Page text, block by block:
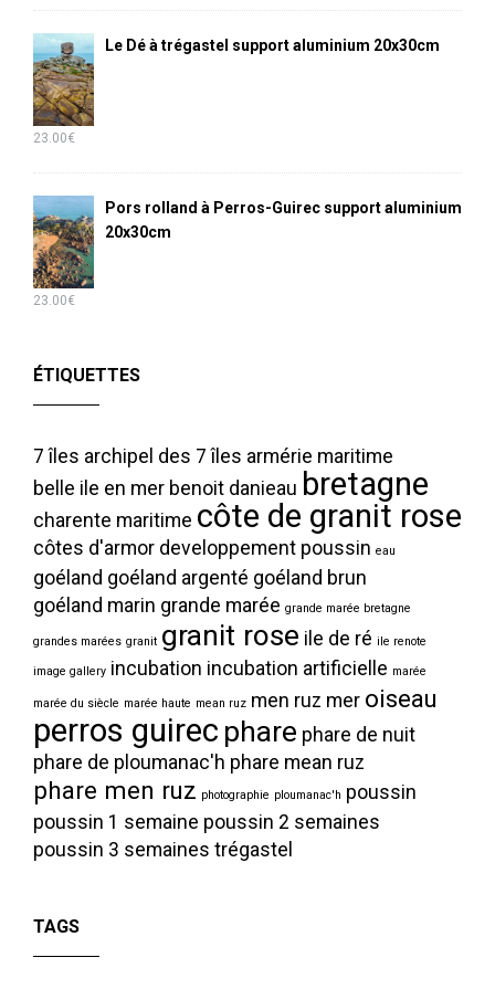
Le Dé à trégastel support aluminium 20x30cm
23.00€
Pors rolland à Perros-Guirec support aluminium
20x30cm
23.00€
ÉTIQUETTES
7 îles archipel des 7 îles armérie maritime
belle ile en mer benoit danieau bretagne
charente maritime côte de granit rose
côtes d'armor developpement poussin eau
goéland goéland argenté goéland brun
goéland marin grande marée grande marée bretagne
grandes marées granit granit rose ile de ré ile renote
image gallery incubation incubation artificielle marée
marée du siècle marée haute mean ruz men ruz mer oiseau
perros guirec phare phare de nuit
phare de ploumanac'h phare mean ruz
phare men ruz photographie ploumanac'h poussin
poussin 1 semaine poussin 2 semaines
poussin 3 semaines trégastel
TAGS